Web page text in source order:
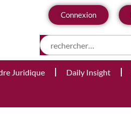
Connexion
Juridique Daily Insight